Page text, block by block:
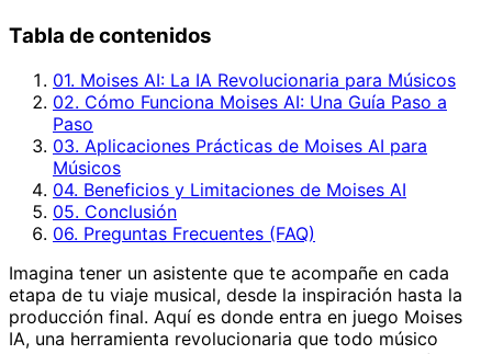
Tabla de contenidos
01. Moises AI: La IA Revolucionaria para Músicos
02. Cómo Funciona Moises AI: Una Guía Paso a
Paso
03. Aplicaciones Prácticas de Moises AI para
Músicos
04. Beneficios y Limitaciones de Moises AI
05. Conclusión
06. Preguntas Frecuentes (FAQ)
Imagina tener un asistente que te acompañe en cada
etapa de tu viaje musical, desde la inspiración hasta la
producción final. Aquí es donde entra en juego Moises
IA, una herramienta revolucionaria que todo músico